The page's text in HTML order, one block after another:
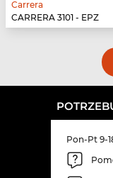
Carrera
CARRERA 3101 - EPZ
Pon-Pt 9-